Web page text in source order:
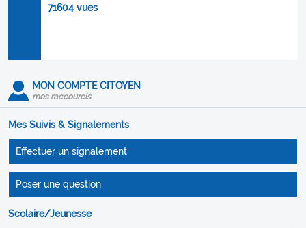
71604 vues
MON COMPTE CITOYEN
mes raccourcis
Mes Suivis & Signalements
Effectuer un signalement
Poser une question
Scolaire/Jeunesse